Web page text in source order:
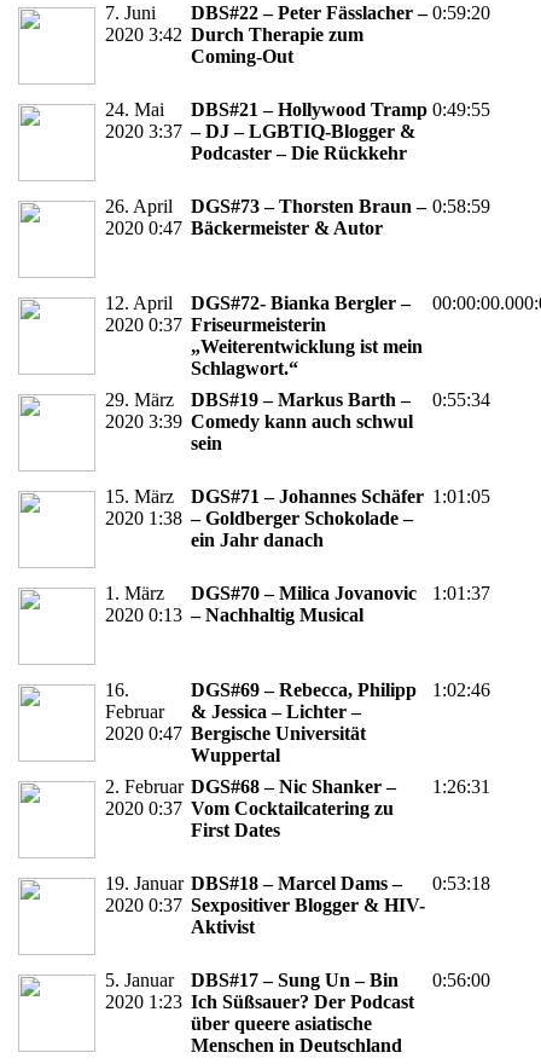
7. Juni
2020 3:42
DBS#22 – Peter Fässlacher –
Durch Therapie zum
Coming-Out
0:59:20
24. Mai
2020 3:37
DBS#21 – Hollywood Tramp
– DJ – LGBTIQ-Blogger &
Podcaster – Die Rückkehr
0:49:55
26. April
2020 0:47
DGS#73 – Thorsten Braun –
Bäckermeister & Autor
0:58:59
12. April
2020 0:37
DGS#72- Bianka Bergler –
Friseurmeisterin
„Weiterentwicklung ist mein
Schlagwort.“
29. März
2020 3:39
DBS#19 – Markus Barth –
Comedy kann auch schwul
sein
0:55:34
15. März
2020 1:38
DGS#71 – Johannes Schäfer
– Goldberger Schokolade –
ein Jahr danach
1:01:05
1. März
2020 0:13
DGS#70 – Milica Jovanovic
– Nachhaltig Musical
1:01:37
16.
Februar
2020 0:47
DGS#69 – Rebecca, Philipp
& Jessica – Lichter –
Bergische Universität
Wuppertal
1:02:46
2. Februar
2020 0:37
DGS#68 – Nic Shanker –
Vom Cocktailcatering zu
First Dates
1:26:31
19. Januar
2020 0:37
DBS#18 – Marcel Dams –
Sexpositiver Blogger & HIV-
Aktivist
0:53:18
5. Januar
2020 1:23
DBS#17 – Sung Un – Bin
Ich Süßsauer? Der Podcast
über queere asiatische
Menschen in Deutschland
0:56:00